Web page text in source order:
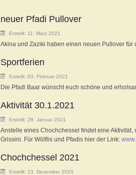
neuer Pfadi Pullover
Erstellt: 11. März 2021
Akina und Zaziki haben einen neuen Pullover
Sportferien
Erstellt: 03. Februar 2021
Die Pfadi Baar wünscht euch schöne und
Aktivität 30.1.2021
Erstellt: 28. Januar 2021
Anstelle eines Chochchessel findet eine
Grissini. Für Wölflis und Pfadis hier der Link:
Chochchessel 2021
Erstellt: 23. Dezember 2020